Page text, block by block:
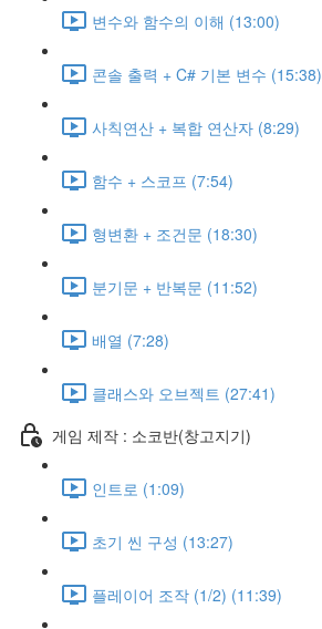
변수와 함수의 이해 (13:00)
콘솔 출력 + C# 기본 변수 (15:38)
사칙연산 + 복합 연산자 (8:29)
함수 + 스코프 (7:54)
형변환 + 조건문 (18:30)
분기문 + 반복문 (11:52)
배열 (7:28)
클래스와 오브젝트 (27:41)
게임 제작 : 소코반(창고지기)
인트로 (1:09)
초기 씬 구성 (13:27)
플레이어 조작 (1/2) (11:39)